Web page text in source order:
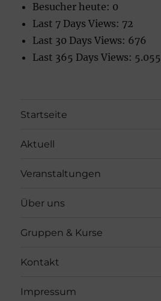
Besucher heute: 0
Last 7 Days Views: 72
Last 30 Days Views: 676
Last 365 Days Views: 5.055
Startseite
Aktuell
Veranstaltungen
Über uns
Gruppen & Kurse
Kontakt
Impressum